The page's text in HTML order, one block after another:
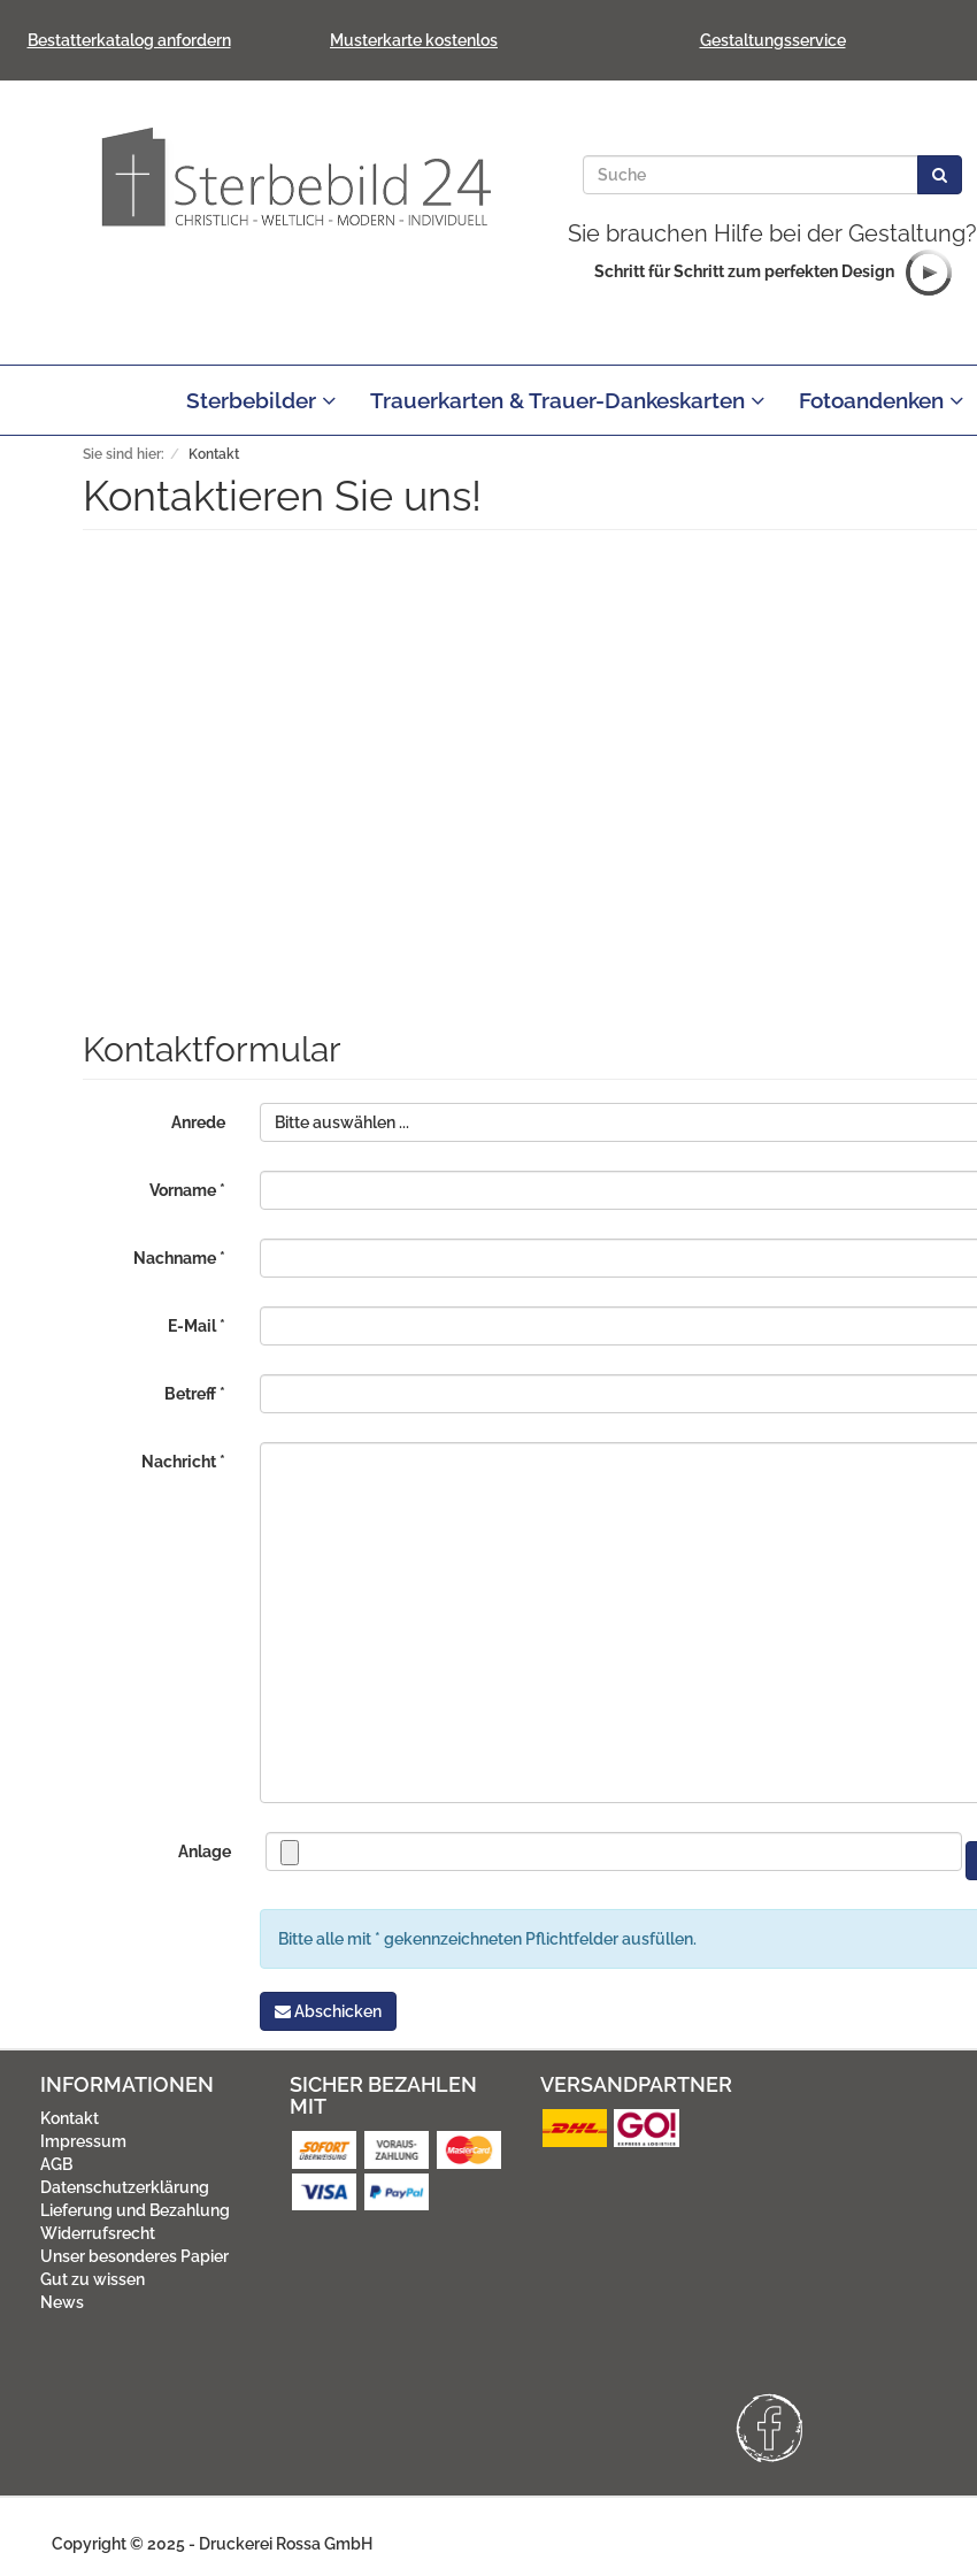
Bestatterkatalog anfordern Musterkarte kostenlos Gestaltungsservice
Sie brauchen Hilfe bei der Gestaltung?
Schritt für Schritt zum perfekten Design
Sterbebilder Trauerkarten & Trauer-Dankeskarten Fotoandenken
Sie sind hier: Kontakt
Kontaktieren Sie uns!
Kontaktformular
Anrede Bitte auswählen ...
Vorname *
Nachname *
E-Mail *
Betreff *
Nachricht *
Anlage
Bitte alle mit * gekennzeichneten Pflichtfelder ausfüllen.
Abschicken
INFORMATIONEN
Kontakt
Impressum
AGB
Datenschutzerklärung
Lieferung und Bezahlung
Widerrufsrecht
Unser besonderes Papier
Gut zu wissen
News
SICHER BEZAHLEN
MIT
VERSANDPARTNER
Copyright © 2025 - Druckerei Rossa GmbH